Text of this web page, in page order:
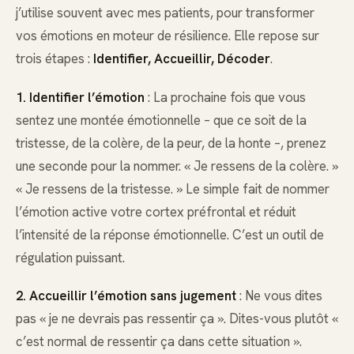
j’utilise souvent avec mes patients, pour transformer
vos émotions en moteur de résilience. Elle repose sur
trois étapes : Identifier, Accueillir, Décoder.
1. Identifier l’émotion : La prochaine fois que vous
sentez une montée émotionnelle – que ce soit de la
tristesse, de la colère, de la peur, de la honte –, prenez
une seconde pour la nommer. « Je ressens de la colère. »
« Je ressens de la tristesse. » Le simple fait de nommer
l’émotion active votre cortex préfrontal et réduit
l’intensité de la réponse émotionnelle. C’est un outil de
régulation puissant.
2. Accueillir l’émotion sans jugement: Ne vous dites
pas « je ne devrais pas ressentir ça ». Dites-vous plutôt «
c’est normal de ressentir ça dans cette situation ».